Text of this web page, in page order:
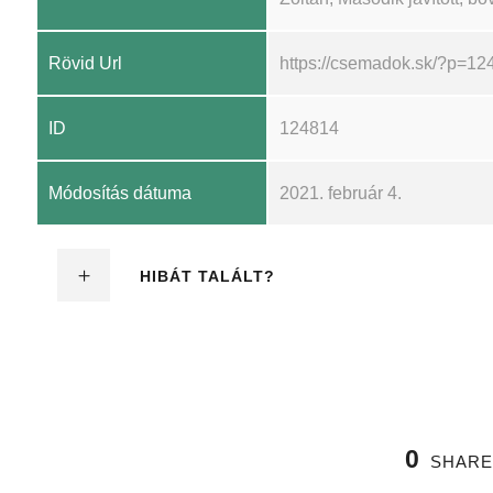
Rövid Url https://csemadok.sk/
ID 124814
Módosítás dátuma 2021. február 4.
HIBÁT TALÁLT?
0